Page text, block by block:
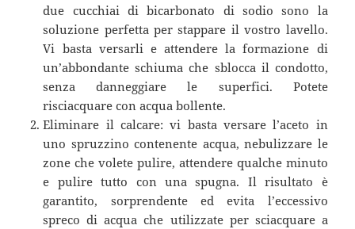
due cucchiai di bicarbonato di sodio sono la
soluzione perfetta per stappare il vostro lavello.
Vi basta versarli e attendere la formazione di
un’abbondante schiuma che sblocca il condotto,
senza danneggiare le superfici. Potete
risciacquare con acqua bollente.
Eliminare il calcare: vi basta versare l’aceto in
uno spruzzino contenente acqua, nebulizzare le
zone che volete pulire, attendere qualche minuto
e pulire tutto con una spugna. Il risultato è
garantito, sorprendente ed evita l’eccessivo
spreco di acqua che utilizzate per sciacquare a